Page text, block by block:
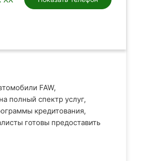
FAW,
полный спектр услуг,
кредитования,
готовы предоставить